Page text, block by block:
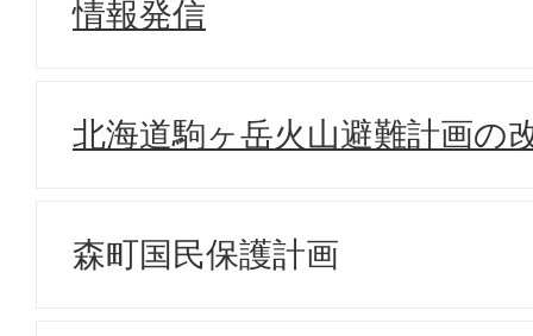
情報発信
北海道駒ヶ岳火山避難計画の
森町国民保護計画